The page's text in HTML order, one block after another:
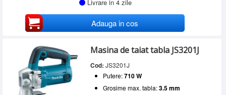
Livrare in 4 zile
Adauga in cos
Masina de taiat tabla JS3201J
Cod: JS3201J
Putere:710 W
Grosime max. tabla:3.5 mm